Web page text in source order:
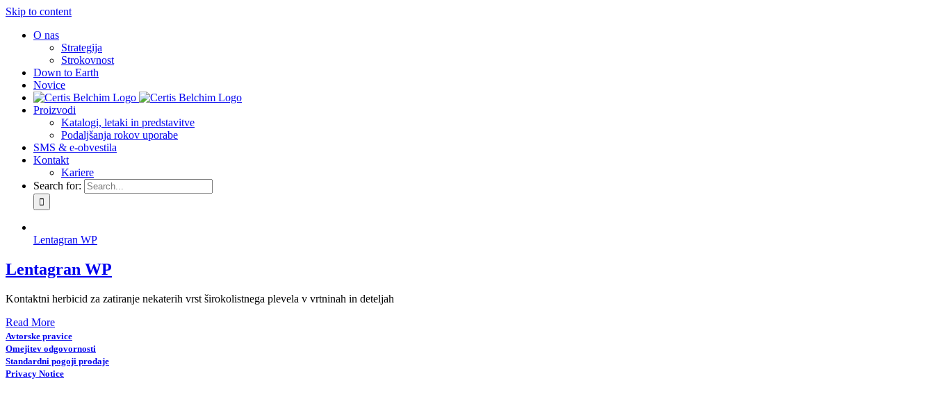
Skip to content
O nas
Strategija
Strokovnost
Down to Earth
Novice
Proizvodi
Katalogi, letaki in predstavitve
Podaljšanja rokov uporabe
SMS & e-obvestila
Kontakt
Kariere
Search for:
Lentagran WP
Lentagran WP
Kontaktni herbicid za zatiranje nekaterih vrst širokolistnega plevela v vrtninah in deteljah
Read More
Avtorske pravice
Omejitev odgovornosti
Standardni pogoji prodaje
Privacy Notice